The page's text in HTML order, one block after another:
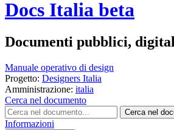
Docs Italia beta
Documenti pubblici,
Manuale operativo di design
Progetto: Designers Italia
Amministrazione: italia
Cerca nel documento
Cerca nel
Informazioni